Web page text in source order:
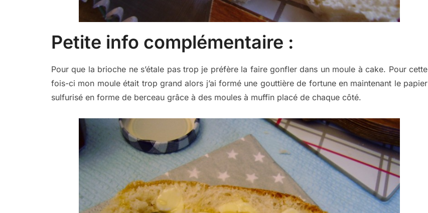
Petite info complémentaire :
Pour que la brioche ne s’étale pas trop je préfère la faire gonfler dans un moule à cake. Pour cette
fois-ci mon moule était trop grand alors j’ai formé une gouttière de fortune en maintenant le papier
sulfurisé en forme de berceau grâce à des moules à muffin placé de chaque côté.